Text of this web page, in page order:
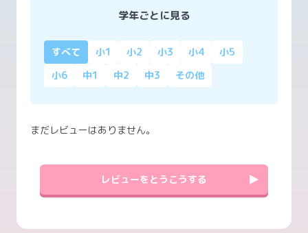
学年ごとに見る
すべて 小1 小2 小3 小4
小5
小6
中1 中2 中3 その他
まだレビューはありません。
レビューをとうこうする